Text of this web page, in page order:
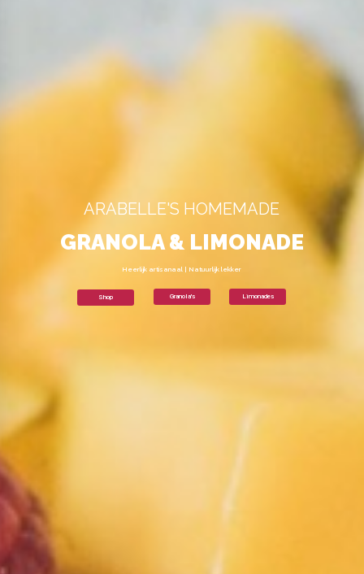
ARABELLE'S HOMEMADE
GRANOLA & LIMONADE
Heerlijk artisanaal | Natuurlijk lekker
Granola's Limonades
Shop